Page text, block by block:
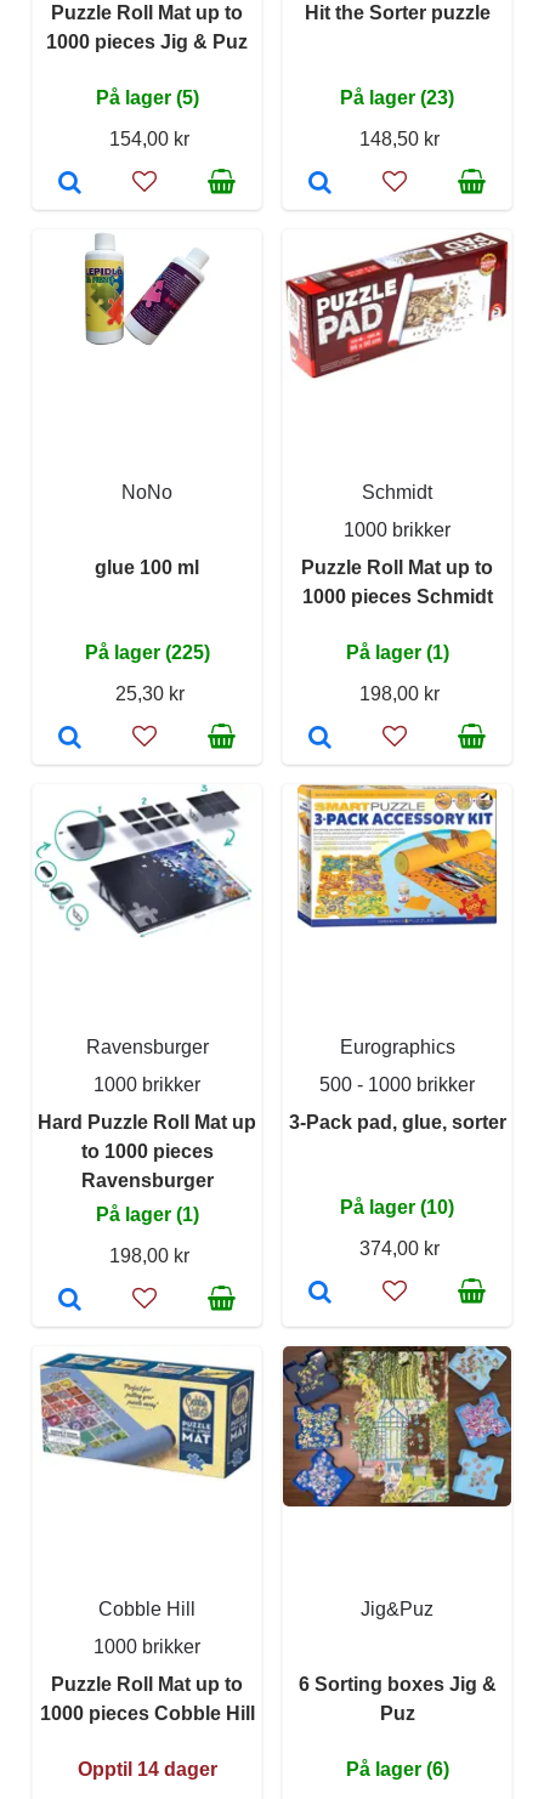
Puzzle Roll Mat up to
1000 pieces Jig & Puz
På lager (5)
154,00 kr
Hit the Sorter puzzle
På lager (23)
148,50 kr
NoNo
glue 100 ml
På lager (225)
25,30 kr
Schmidt
1000 brikker
Puzzle Roll Mat up to
1000 pieces Schmidt
På lager (1)
198,00 kr
Ravensburger
1000 brikker
Hard Puzzle Roll Mat up
to 1000 pieces
Ravensburger
På lager (1)
198,00 kr
Eurographics
500 - 1000 brikker
3-Pack pad, glue, sorter
På lager (10)
374,00 kr
Cobble Hill
1000 brikker
Puzzle Roll Mat up to
1000 pieces Cobble Hill
Opptil 14 dager
Jig&Puz
6 Sorting boxes Jig &
Puz
På lager (6)